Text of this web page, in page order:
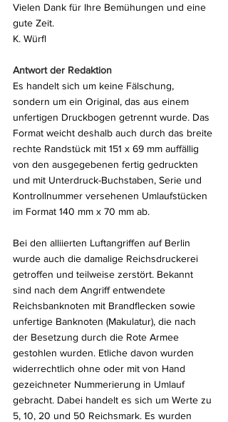
Vielen Dank für Ihre Bemühungen und eine
gute Zeit.
K. Würfl
Antwort der Redaktion
Es handelt sich um keine Fälschung,
sondern um ein Original, das aus einem
unfertigen Druckbogen getrennt wurde. Das
Format weicht deshalb auch durch das breite
rechte Randstück mit 151 x 69 mm auffällig
von den ausgegebenen fertig gedruckten
und mit Unterdruck-Buchstaben, Serie und
Kontrollnummer versehenen Umlaufstücken
im Format 140 mm x 70 mm ab.
Bei den alliierten Luftangriffen auf Berlin
wurde auch die damalige Reichsdruckerei
getroffen und teilweise zerstört. Bekannt
sind nach dem Angriff entwendete
Reichsbanknoten mit Brandflecken sowie
unfertige Banknoten (Makulatur), die nach
der Besetzung durch die Rote Armee
gestohlen wurden. Etliche davon wurden
widerrechtlich ohne oder mit von Hand
gezeichneter Nummerierung in Umlauf
gebracht. Dabei handelt es sich um Werte zu
5, 10, 20 und 50 Reichsmark. Es wurden